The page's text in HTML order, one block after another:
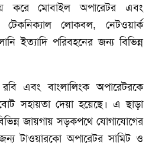
করে মোবাইল অপারেটর এবং
টেকনিক্যাল লোকবল, নেটওয়ার্ক
ইত্যাদি পরিবহনের জন্য বিভিন্ন
এবং বাংলালিংক অপারেটরকে
সহায়তা দেয়া হয়েছে। এ ছাড়া
জায়গায় সড়কপথে যোগাযোগের
টাওয়ারকো অপারেটর সামিট ও